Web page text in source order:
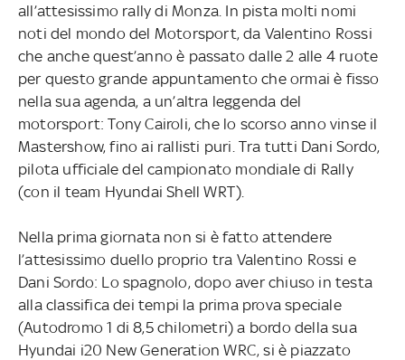
all’attesissimo rally di Monza. In pista molti nomi
noti del mondo del Motorsport, da Valentino Rossi
che anche quest’anno è passato dalle 2 alle 4 ruote
per questo grande appuntamento che ormai è fisso
nella sua agenda, a un’altra leggenda del
motorsport: Tony Cairoli, che lo scorso anno vinse il
Mastershow, fino ai rallisti puri. Tra tutti Dani Sordo,
pilota ufficiale del campionato mondiale di Rally
(con il team Hyundai Shell WRT).
Nella prima giornata non si è fatto attendere
l’attesissimo duello proprio tra Valentino Rossi e
Dani Sordo: Lo spagnolo, dopo aver chiuso in testa
alla classifica dei tempi la prima prova speciale
(Autodromo 1 di 8,5 chilometri) a bordo della sua
Hyundai i20 New Generation WRC, si è piazzato